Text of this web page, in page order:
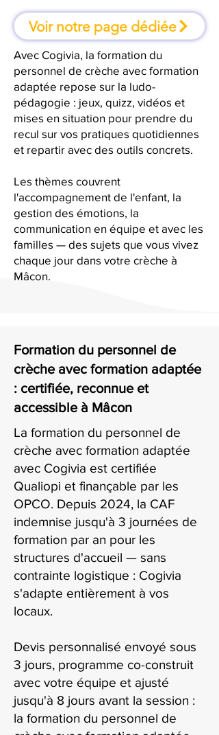
Voir notre page dédiée
Avec Cogivia, la formation du
personnel de crèche avec formation
adaptée repose sur la ludo-
pédagogie : jeux, quizz, vidéos et
mises en situation pour prendre du
recul sur vos pratiques quotidiennes
et repartir avec des outils concrets.
Les thèmes couvrent
l'accompagnement de l'enfant, la
gestion des émotions, la
communication en équipe et avec les
familles — des sujets que vous vivez
chaque jour dans votre crèche à
Mâcon.
Formation du personnel de
crèche avec formation adaptée
: certifiée, reconnue et
accessible à Mâcon
La formation du personnel de
crèche avec formation adaptée
avec Cogivia est certifiée
Qualiopi et finançable par les
OPCO. Depuis 2024, la CAF
indemnise jusqu'à 3 journées de
formation par an pour les
structures d'accueil — sans
contrainte logistique : Cogivia
s'adapte entièrement à vos
locaux.
Devis personnalisé envoyé sous
3 jours, programme co-construit
avec votre équipe et ajusté
jusqu'à 8 jours avant la session :
la formation du personnel de